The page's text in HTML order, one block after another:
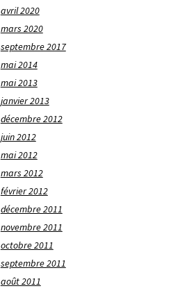
avril 2020
mars 2020
septembre 2017
mai 2014
mai 2013
janvier 2013
décembre 2012
juin 2012
mai 2012
mars 2012
février 2012
décembre 2011
novembre 2011
octobre 2011
septembre 2011
août 2011